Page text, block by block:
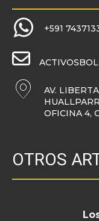
+591
AV.
OFICINA 4,
OTROS